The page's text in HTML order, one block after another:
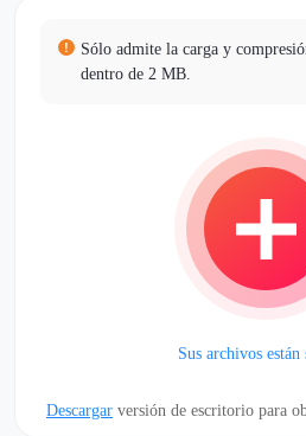
Sólo admite la carga y
dentro de 2 MB.
Sus archivos están
Descargar versión de escritorio para